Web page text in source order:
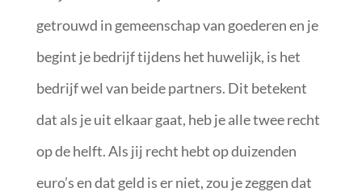
getrouwd in gemeenschap van goederen en je
begint je bedrijf tijdens het huwelijk, is het
bedrijf wel van beide partners. Dit betekent
dat als je uit elkaar gaat, heb je alle twee recht
op de helft. Als jij recht hebt op duizenden
euro’s en dat geld is er niet, zou je zeggen dat